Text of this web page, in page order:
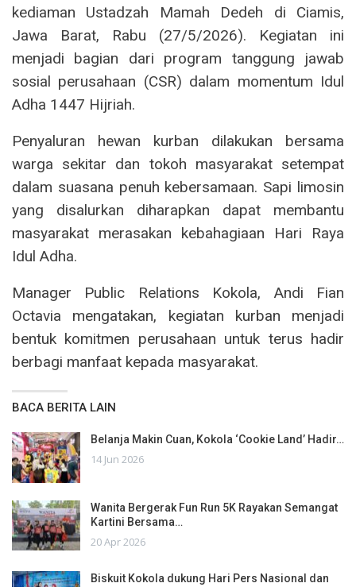
kediaman Ustadzah Mamah Dedeh di Ciamis,
Jawa Barat, Rabu (27/5/2026). Kegiatan ini
menjadi bagian dari program tanggung jawab
sosial perusahaan (CSR) dalam momentum Idul
Adha 1447 Hijriah.
Penyaluran hewan kurban dilakukan bersama
warga sekitar dan tokoh masyarakat setempat
dalam suasana penuh kebersamaan. Sapi limosin
yang disalurkan diharapkan dapat membantu
masyarakat merasakan kebahagiaan Hari Raya
Idul Adha.
Manager Public Relations Kokola, Andi Fian
Octavia mengatakan, kegiatan kurban menjadi
bentuk komitmen perusahaan untuk terus hadir
berbagi manfaat kepada masyarakat.
BACA BERITA LAIN
Belanja Makin Cuan, Kokola ‘Cookie Land’ Hadir…
14 Jun 2026
Wanita Bergerak Fun Run 5K Rayakan Semangat
Kartini Bersama…
20 Apr 2026
Biskuit Kokola dukung Hari Pers Nasional dan